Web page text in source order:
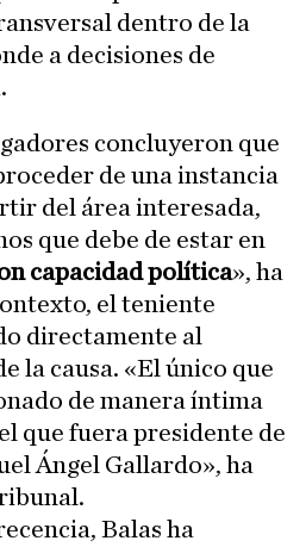
dentro de la
a decisiones de
concluyeron que
de una instancia
del área interesada,
que debe de estar en
capacidad política», ha
el teniente
directamente al
la causa. «El único que
de manera íntima
que fuera presidente de
Ángel Gallardo», ha
Balas ha